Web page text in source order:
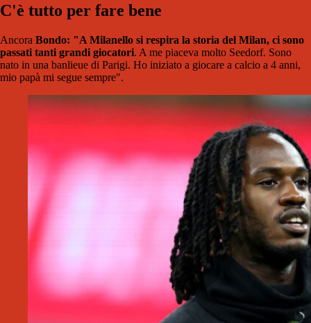
C'è tutto per fare bene
Ancora Bondo: "A Milanello si respira la storia del Milan, ci sono
passati tanti grandi giocatori. A me piaceva molto Seedorf. Sono
nato in una banlieue di Parigi. Ho iniziato a giocare a calcio a 4 anni,
mio papà mi segue sempre".